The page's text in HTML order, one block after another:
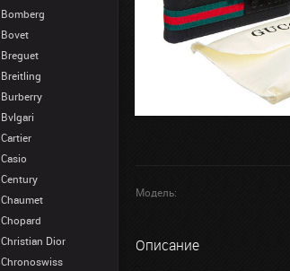
Bomberg
Bovet
Breguet
Breitling
Burberry
Bvlgari
Cartier
Casio
Century
Chaumet
Chopard
Christian Dior
Chronoswiss
Модель:
Описание